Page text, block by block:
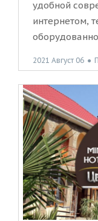
удобной
интернетом,
2021 Август 06 ●